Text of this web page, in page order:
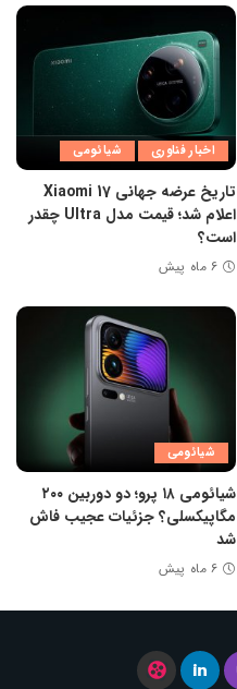
اخبار فناوری شیائومی
تاریخ عرضه جهانی Xiaomi 17
اعلام شد؛ قیمت مدل Ultra چقدر
است؟
۶ ماه پیش
شیائومی
شیائومی ۱۸ پرو؛ دو دوربین ۲۰۰
مگاپیکسلی؟ جزئیات عجیب فاش
شد
۶ ماه پیش